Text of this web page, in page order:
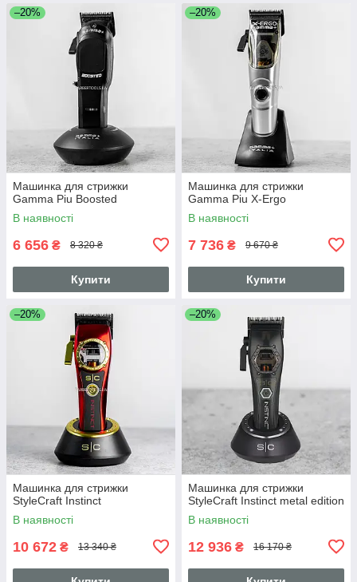
–20%
Машинка для стрижки
Gamma Piu Boosted
В наявності
6 656 ₴ 8 320 ₴
Купити
–20%
Машинка для стрижки
Gamma Piu X-Ergo
В наявності
7 736 ₴ 9 670 ₴
Купити
–20%
Машинка для стрижки
StyleCraft Instinct
В наявності
10 672 ₴ 13 340 ₴
–20%
Машинка для стрижки
StyleCraft Instinct metal edition
В наявності
12 936 ₴ 16 170 ₴